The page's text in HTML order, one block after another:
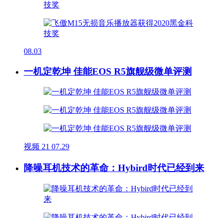
08.03
一机定乾坤 佳能EOS R5旗舰级微单评测
视频 21 07.29
降噪耳机技术的革命：Hybird时代已经到来